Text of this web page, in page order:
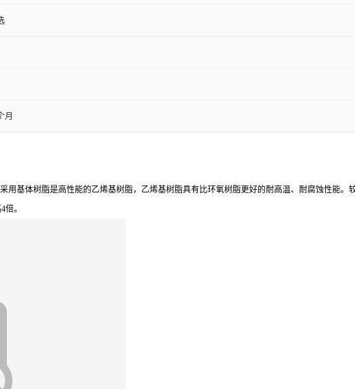
月
用基体树脂是高性能的乙烯基树脂，乙烯基树脂具有比环氧树脂更好的耐高温、耐腐蚀性能
4倍。